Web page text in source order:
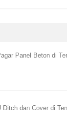
Panel Beton di
Ditch dan Cover di